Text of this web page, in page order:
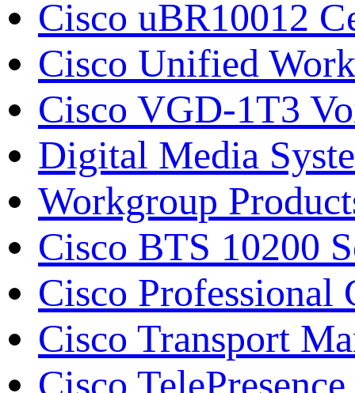
Cisco uBR10012
Cisco Unified
Cisco VGD-1T3
Digital Media
Workgroup
Cisco BTS 10200
Cisco
Cisco Transport
Cisco